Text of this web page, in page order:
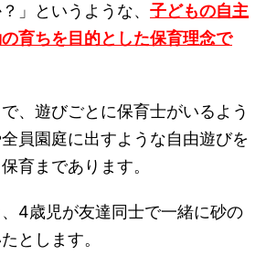
」というような、 子どもの自主
育ちを目的とした保育理念で
、遊びごとに保育士がいるよう
員園庭に出すような自由遊びを
育まであります。
4歳児が友達同士で一緒に砂の
とします。